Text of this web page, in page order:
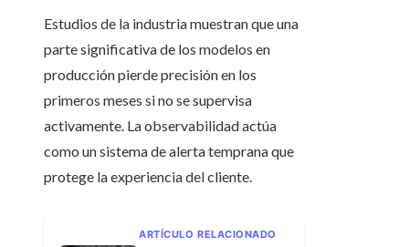
Estudios de la industria muestran que una
parte significativa de los modelos en
producción pierde precisión en los
primeros meses si no se supervisa
activamente. La observabilidad actúa
como un sistema de alerta temprana que
protege la experiencia del cliente.
ARTÍCULO RELACIONADO